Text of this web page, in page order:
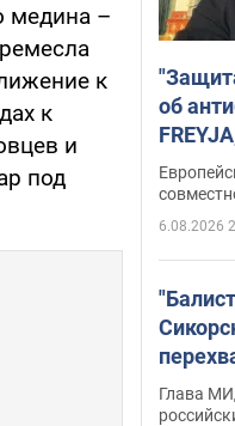
медина –
к
к
и
под
об
6.08.2026
Глава